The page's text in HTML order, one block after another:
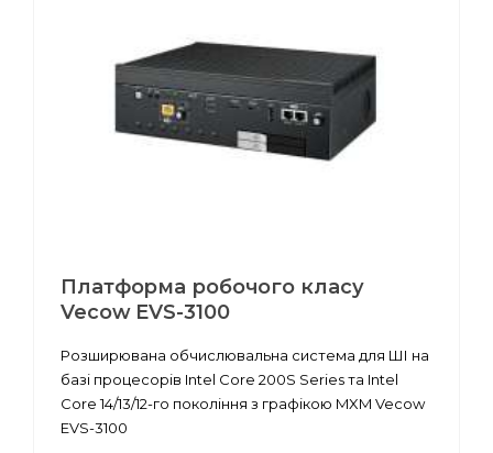
Платформа робочого класу
Vecow EVS-3100
Розширювана обчислювальна система для ШІ на
базі процесорів Intel Core 200S Series та Intel
Core 14/13/12-го покоління з графікою MXM Vecow
EVS-3100